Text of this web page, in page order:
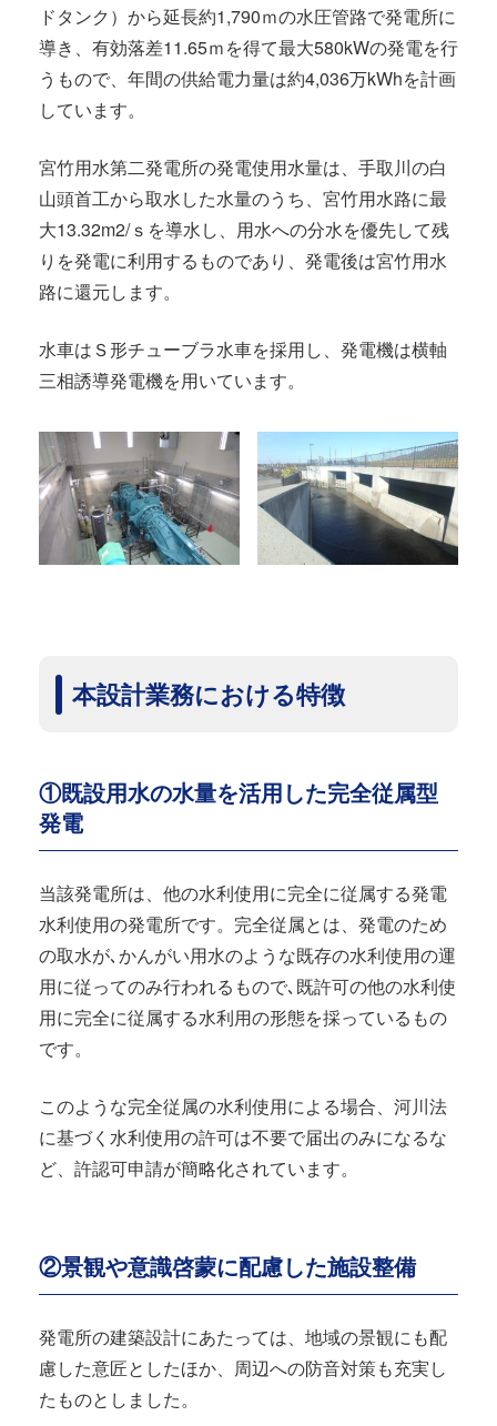
ドタンク）から延長約1,790ｍの水圧管路で発電所に
導き、有効落差11.65ｍを得て最大580kWの発電を行
うもので、年間の供給電力量は約4,036万kWhを計画
しています。
宮竹用水第二発電所の発電使用水量は、手取川の白
山頭首工から取水した水量のうち、宮竹用水路に最
大13.32m2/ｓを導水し、用水への分水を優先して残
りを発電に利用するものであり、発電後は宮竹用水
路に還元します。
水車はＳ形チューブラ水車を採用し、発電機は横軸
三相誘導発電機を用いています。
本設計業務における特徴
①既設用水の水量を活用した完全従属型
発電
当該発電所は、他の水利使用に完全に従属する発電
水利使用の発電所です。完全従属とは、発電のため
の取水が､かんがい用水のような既存の水利使用の運
用に従ってのみ行われるもので､既許可の他の水利使
用に完全に従属する水利用の形態を採っているもの
です。
このような完全従属の水利使用による場合、河川法
に基づく水利使用の許可は不要で届出のみになるな
ど、許認可申請が簡略化されています。
②景観や意識啓蒙に配慮した施設整備
発電所の建築設計にあたっては、地域の景観にも配
慮した意匠としたほか、周辺への防音対策も充実し
たものとしました。